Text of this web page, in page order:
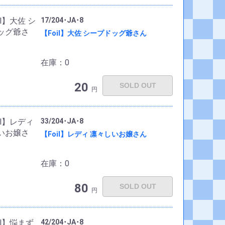
17/204･JA･8
【Foil】大佐 シープドッグ爺さん
在庫：0
20 円 SOLD OUT
33/204･JA･8
【Foil】レディ 凛々しいお嬢さん
在庫：0
80 円 SOLD OUT
42/204･JA･8